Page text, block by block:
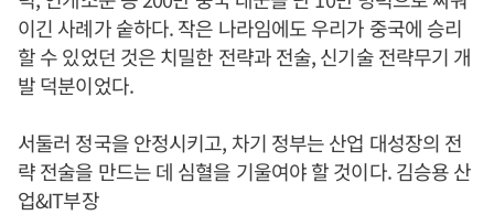
이긴 사례가 숱하다. 작은 나라임에도 우리가 중국에 승리
할 수 있었던 것은 치밀한 전략과 전술, 신기술 전략무기 개
발 덕분이었다.
서둘러 정국을 안정시키고, 차기 정부는 산업 대성장의 전
략 전술을 만드는 데 심혈을 기울여야 할 것이다. 김승용 산
업&IT부장